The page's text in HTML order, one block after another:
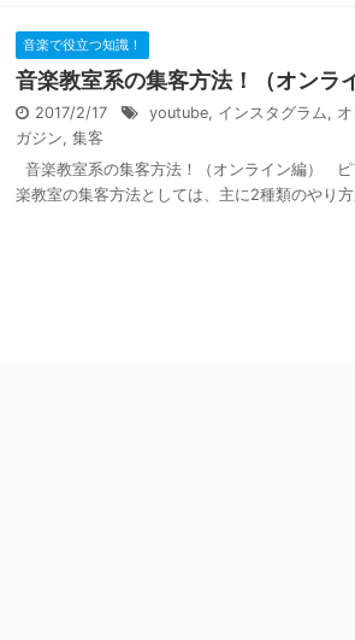
音楽で役立つ知識！
音楽教室系の集客方法！（オンラ
2017/2/17 youtube, インスタグラム,
ガジン, 集客
音楽教室系の集客方法！（オンライン編）
楽教室の集客方法としては、主に2種類のやり